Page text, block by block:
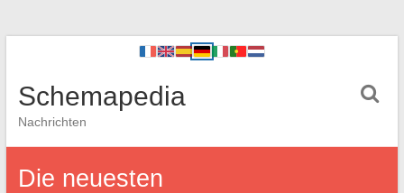
Schemapedia
Nachrichten
Die neuesten